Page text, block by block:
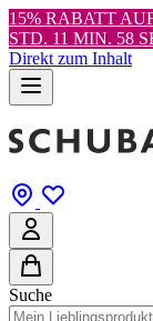
15% RABATT
STD. 11 MIN. 57
Direkt zum Inhalt
Suche